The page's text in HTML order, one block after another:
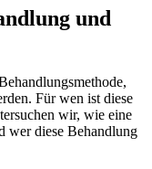
und
Für wen ist diese
wir, wie eine
wer diese Behandlung